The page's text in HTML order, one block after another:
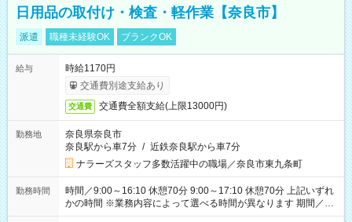
日用品の取付け・検査・軽作業【奈良市】
派遣 職種未経験OK ブランクOK
給与
時給1170円
交通費別途支給あり
交通費 交通費全額支給(上限13000円)
勤務地
奈良県奈良市
奈良駅から車7分 / 近鉄奈良駅から車7分
ナラーズスタッフ多数活躍中の職場／奈良市東九条町
勤務時間
時間／9:00～16:10 休憩70分 9:00～17:10 休憩70分 上記いずれ
かの時間 ※業務内容によって選べる時間が異なります 期間／即
日～長期安定 スタート日は相談可能！ 勤務日／月～金の週4日